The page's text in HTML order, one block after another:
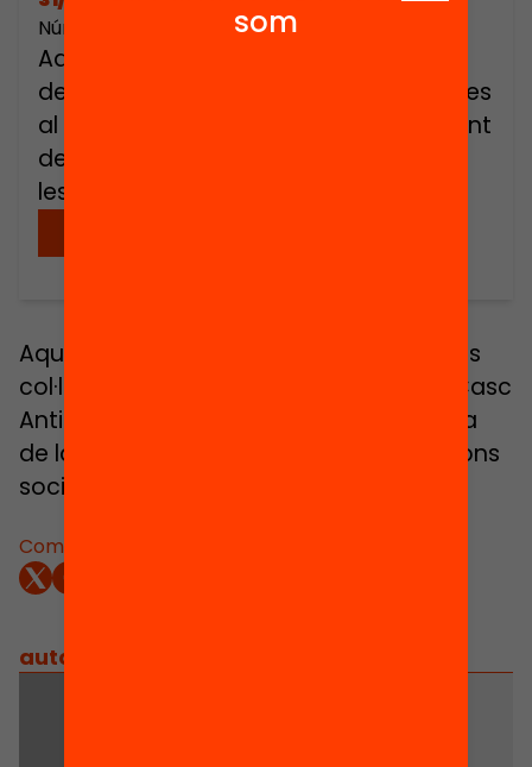
Número de pàgines: 132
Aquesta recerca analitza la situació
dels col·lectius de persones immigrades
al Casc Antic de Barcelona des del punt
de vista de la participació ciutadana i
les relacions socials i culturals.
Comparteix:
Aquesta recerca analitza la situació dels
col·lectius de persones immigrades al Casc
Antic de Barcelona des del punt de vista
de la participació ciutadana i les relacions
socials i culturals.
autors
som